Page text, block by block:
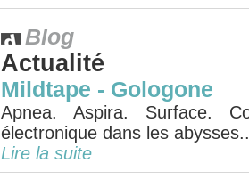
Blog
Actualité
Mildtape - Gologone
Apnea. Aspira. Surface.
électronique dans les
Lire la suite